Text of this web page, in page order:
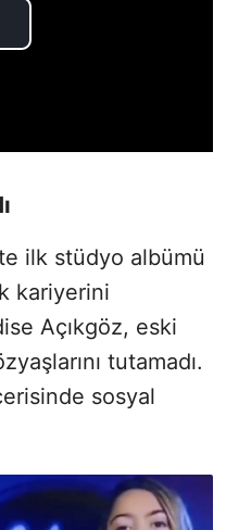
ilk stüdyo albümü
kariyerini
Açıkgöz, eski
tutamadı.
sosyal